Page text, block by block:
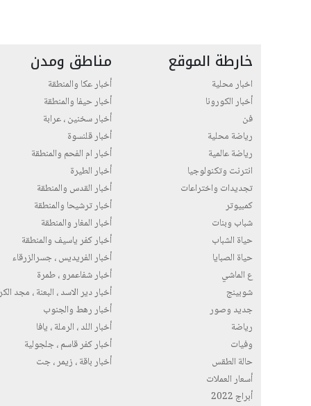
خارطة الموقع
اخبار محلية
أخبار الكورونا
فن
رياضة محلية
رياضة عالمية
انترنت وتكنولوجيا
تجديدات واختراعات
كمبيوتر
شباب وبنات
حياة الشباب
حياة الصبايا
ع الماشي
شوبينج
جديد وصور
رياضة
وفيات
حالة الطقس
أسعار العملات
أبراج 2022
مناطق ومدن
أخبار عكا والمنطقة
أخبار حيفا والمنطقة
أخبار سخنين ، عرابة
أخبار قلنسوة
أخبار ام الفحم والمنطقة
أخبار الطيرة
أخبار القدس والمنطقة
أخبار ترشيحا والمنطقة
أخبار المغار والمنطقة
أخبار كفر ياسيف والمنطقة
أخبار الفريديس ، جسرالزرقاء
أخبار شفاعمرو ، طمرة
أخبار دير الاسد ، البعنة ، مجد
أخبار رهط والجنوب
أخبار اللد ، الرملة ، يافا
أخبار كفر قاسم ، جلجولية
أخبار باقة ، زيمر ، جت